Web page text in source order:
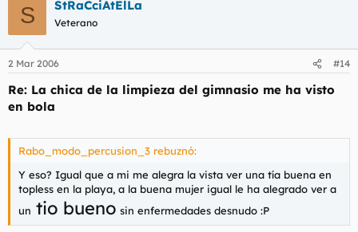
S StRaCciAtElLa
Veterano
2 Mar 2006 #14
Re: La chica de la limpieza del gimnasio me ha visto
en bola
Rabo_modo_percusion_3 rebuznó:
Y eso? Igual que a mi me alegra la vista ver una tía buena en
topless en la playa, a la buena mujer igual le ha alegrado ver a
un tio bueno sin enfermedades desnudo :P